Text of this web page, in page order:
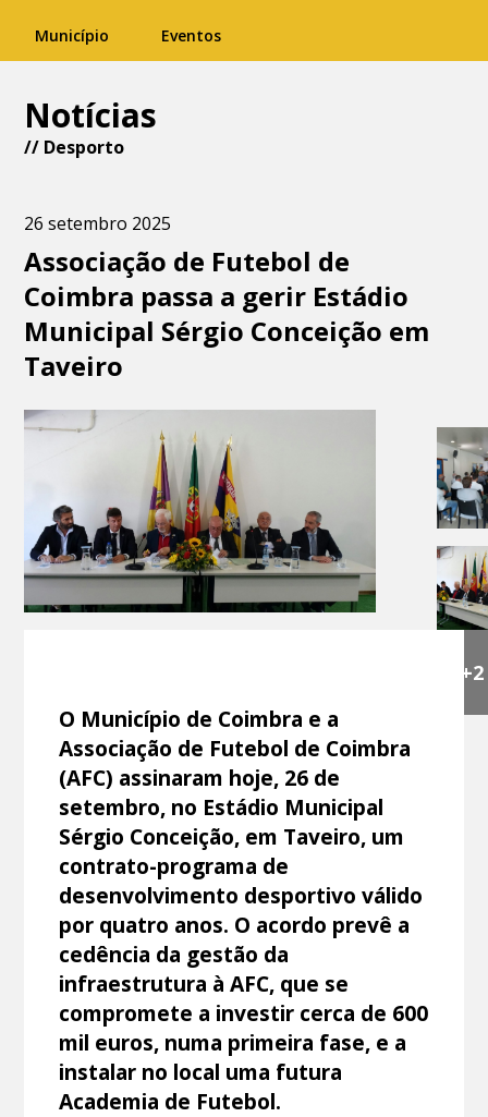
Município Eventos
Notícias
// Desporto
26 setembro 2025
Associação de Futebol de
Coimbra passa a gerir Estádio
Municipal Sérgio Conceição em
Taveiro
+2
O Município de Coimbra e a
Associação de Futebol de Coimbra
(AFC) assinaram hoje, 26 de
setembro, no Estádio Municipal
Sérgio Conceição, em Taveiro, um
contrato-programa de
desenvolvimento desportivo válido
por quatro anos. O acordo prevê a
cedência da gestão da
infraestrutura à AFC, que se
compromete a investir cerca de 600
mil euros, numa primeira fase, e a
instalar no local uma futura
Academia de Futebol.